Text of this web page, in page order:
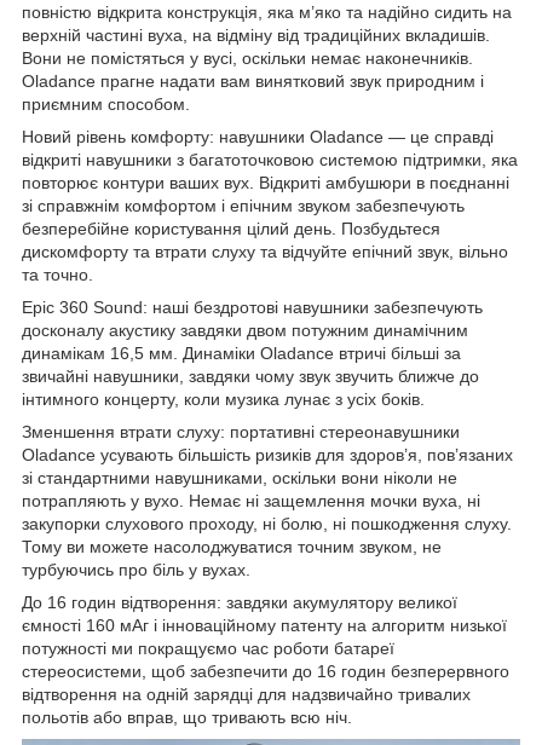
повністю відкрита конструкція, яка м’яко та надійно сидить на
верхній частині вуха, на відміну від традиційних вкладишів.
Вони не помістяться у вусі, оскільки немає наконечників.
Oladance прагне надати вам винятковий звук природним і
приємним способом.
Новий рівень комфорту: навушники Oladance — це справді
відкриті навушники з багатоточковою системою підтримки, яка
повторює контури ваших вух. Відкриті амбушюри в поєднанні
зі справжнім комфортом і епічним звуком забезпечують
безперебійне користування цілий день. Позбудьтеся
дискомфорту та втрати слуху та відчуйте епічний звук, вільно
та точно.
Epic 360 Sound: наші бездротові навушники забезпечують
досконалу акустику завдяки двом потужним динамічним
динамікам 16,5 мм. Динаміки Oladance втричі більші за
звичайні навушники, завдяки чому звук звучить ближче до
інтимного концерту, коли музика лунає з усіх боків.
Зменшення втрати слуху: портативні стереонавушники
Oladance усувають більшість ризиків для здоров’я, пов’язаних
зі стандартними навушниками, оскільки вони ніколи не
потрапляють у вухо. Немає ні защемлення мочки вуха, ні
закупорки слухового проходу, ні болю, ні пошкодження слуху.
Тому ви можете насолоджуватися точним звуком, не
турбуючись про біль у вухах.
До 16 годин відтворення: завдяки акумулятору великої
ємності 160 мАг і інноваційному патенту на алгоритм низької
потужності ми покращуємо час роботи батареї
стереосистеми, щоб забезпечити до 16 годин безперервного
відтворення на одній зарядці для надзвичайно тривалих
польотів або вправ, що тривають всю ніч.